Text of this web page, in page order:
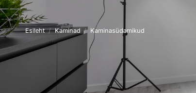
Esileht / Kaminad / Kaminasüdamikud